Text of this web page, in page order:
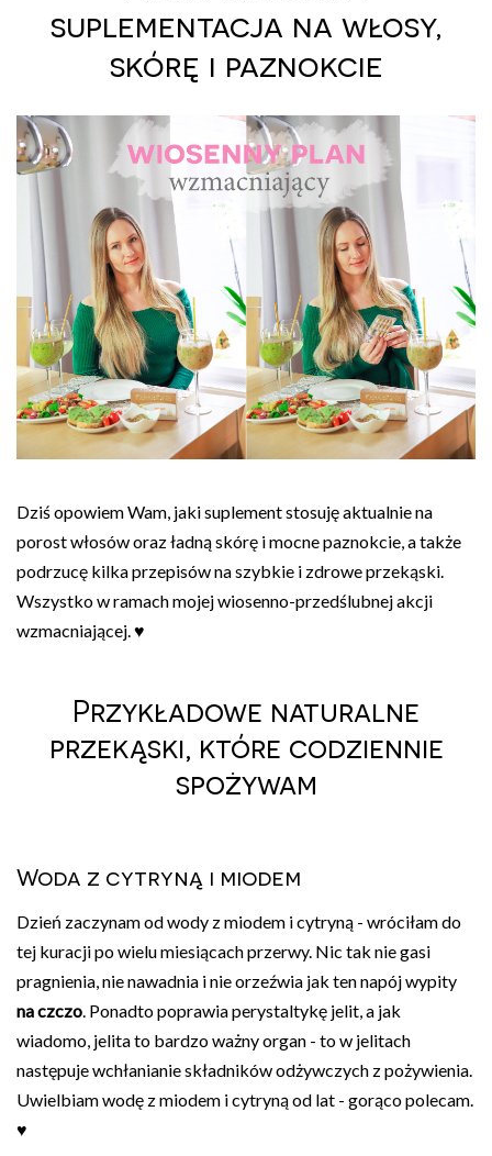
suplementacja na włosy,
skórę i paznokcie
Dziś opowiem Wam, jaki suplement stosuję aktualnie na
porost włosów oraz ładną skórę i mocne paznokcie, a także
podrzucę kilka przepisów na szybkie i zdrowe przekąski.
Wszystko w ramach mojej wiosenno-przedślubnej akcji
wzmacniającej. ♥
Przykładowe naturalne
przekąski, które codziennie
spożywam
Woda z cytryną i miodem
Dzień zaczynam od wody z miodem i cytryną - wróciłam do
tej kuracji po wielu miesiącach przerwy. Nic tak nie gasi
pragnienia, nie nawadnia i nie orzeźwia jak ten napój wypity
na czczo . Ponadto poprawia perystaltykę jelit, a jak
wiadomo, jelita to bardzo ważny organ - to w jelitach
następuje wchłanianie składników odżywczych z pożywienia.
Uwielbiam wodę z miodem i cytryną od lat - gorąco polecam.
♥